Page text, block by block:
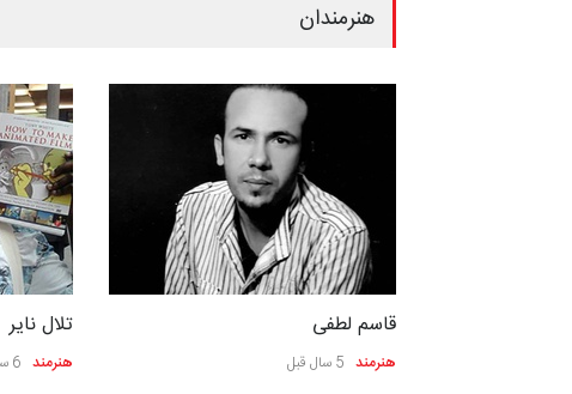
هنرمندان
تلال نایر
هنرمند 6 سال قبل
قاسم لطفی
هنرمند 5 سال قبل